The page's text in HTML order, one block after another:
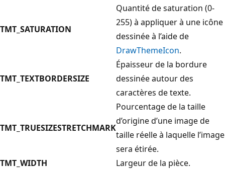
TMT_SATURATION
Quantité de saturation (0-
255) à appliquer à une icône
dessinée à l’aide de
DrawThemeIcon.
TMT_TEXTBORDERSIZE
Épaisseur de la bordure
dessinée autour des
caractères de texte.
TMT_TRUESIZESTRETCHMARK
Pourcentage de la taille
d’origine d’une image de
taille réelle à laquelle l’image
sera étirée.
TMT_WIDTH
Largeur de la pièce.